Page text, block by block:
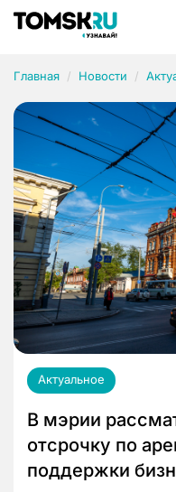
Главная Новости
Актуальное
В мэрии
отсрочку по
поддержки